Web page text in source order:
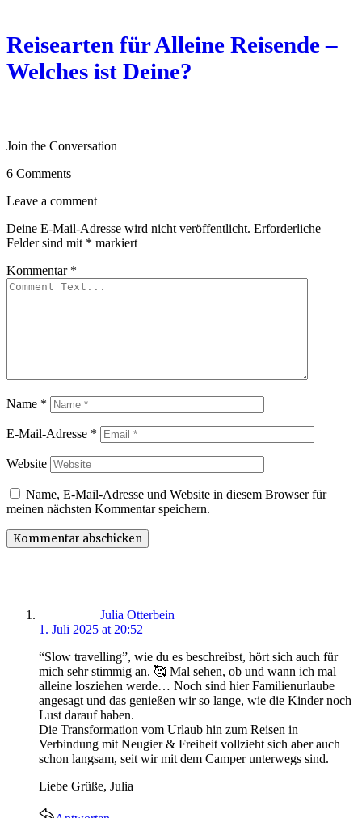
Reisearten für Alleine Reisende –
Welches ist Deine?
Join the Conversation
6 Comments
Leave a comment
Deine E-Mail-Adresse wird nicht veröffentlicht. Erforderliche
Felder sind mit * markiert
Kommentar *
Name *
E-Mail-Adresse *
Website
Name, E-Mail-Adresse und Website in diesem Browser für
meinen nächsten Kommentar speichern.
Julia Otterbein
1. Juli 2025 at 20:52
“Slow travelling”, wie du es beschreibst, hört sich auch für
mich sehr stimmig an. 🥰 Mal sehen, ob und wann ich mal
alleine losziehen werde… Noch sind hier Familienurlaube
angesagt und das genießen wir so lange, wie die Kinder noch
Lust darauf haben.
Die Transformation vom Urlaub hin zum Reisen in
Verbindung mit Neugier & Freiheit vollzieht sich aber auch
schon langsam, seit wir mit dem Camper unterwegs sind.
Liebe Grüße, Julia